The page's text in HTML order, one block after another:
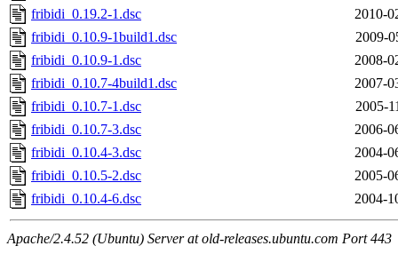
fribidi_0.19.2-1.dsc
2010-
fribidi_0.10.9-1build1.dsc
2009-
fribidi_0.10.9-1.dsc
2008-
fribidi_0.10.7-4build1.dsc
2007-
fribidi_0.10.7-1.dsc
2005-
fribidi_0.10.7-3.dsc
2006-
fribidi_0.10.4-3.dsc
2004-
fribidi_0.10.5-2.dsc
2005-
fribidi_0.10.4-6.dsc
2004-
Apache/2.4.52 (Ubuntu) Server at old-releases.ubuntu.com Port 443